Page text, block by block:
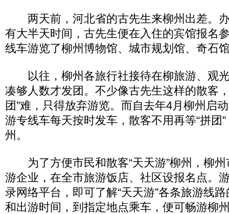
两天前，河北省的古先生来柳州出差。
有大半天时间，古先生便在入住的宾馆报名
线车游览了柳州博物馆、城市规划馆、奇石
以往，柳州各旅行社接待在柳旅游、观
凑够人数才发团。不少像古先生这样的散客
团”难，只得放弃游览。而自去年4月柳州启
游专线车每天按时发车，散客不用再等“拼团
州。
为了方便市民和散客“天天游”柳州，柳州
游企业，在全市旅游饭店、社区设报名点。
录网络平台，即可了解“天天游”各条旅游线
和出游时间，到指定地点乘车，便可畅游柳